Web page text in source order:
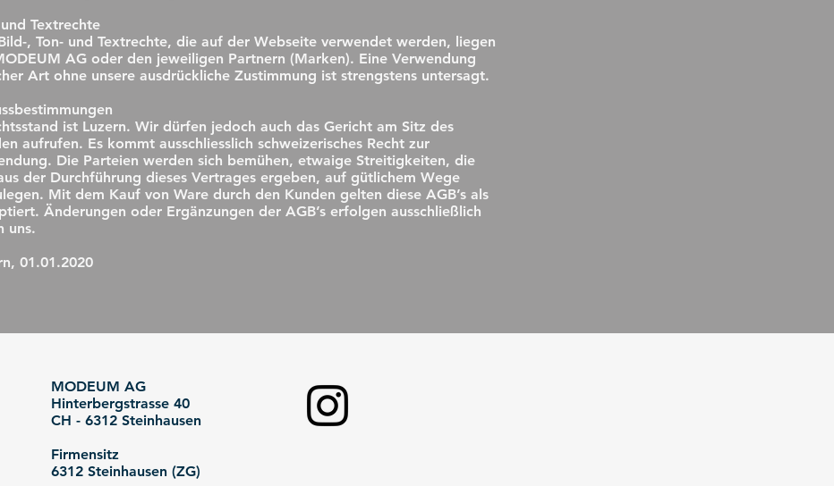
Textrechte
, Ton- und Textrechte, die auf der Webseite verwendet werden, liegen
AG oder den jeweiligen Partnern (Marken). Eine Verwendung
Art ohne unsere ausdrückliche Zustimmung ist strengstens untersagt.
ist Luzern. Wir dürfen jedoch auch das Gericht am Sitz des
aufrufen. Es kommt ausschliesslich schweizerisches Recht zur
Die Parteien werden sich bemühen, etwaige Streitigkeiten, die
der Durchführung dieses Vertrages ergeben, auf gütlichem Wege
Mit dem Kauf von Ware durch den Kunden gelten diese AGB’s als
Änderungen oder Ergänzungen der AGB’s erfolgen ausschließlich
uns.
01.01.2020
MODEUM AG
Hinterbergstrasse 40
CH - 6312 Steinhausen
Firmensitz
6312 Steinhausen (ZG)